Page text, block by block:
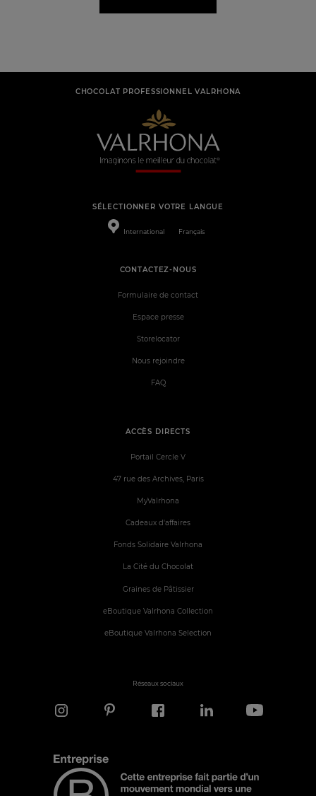
CHOCOLAT PROFESSIONNEL VALRHONA
SÉLECTIONNER VOTRE LANGUE
International Français
ACCÈS DIRECTS
Portail Cercle V
47 rue des Archives, Paris
MyValrhona
Cadeaux d'affaires
Fonds Solidaire Valrhona
La Cité du Chocolat
Graines de Pâtissier
eBoutique Valrhona Collection
eBoutique Valrhona Selection
CONTACTEZ-NOUS
Formulaire de contact
Espace presse
Storelocator
Nous rejoindre
FAQ
Réseaux sociaux